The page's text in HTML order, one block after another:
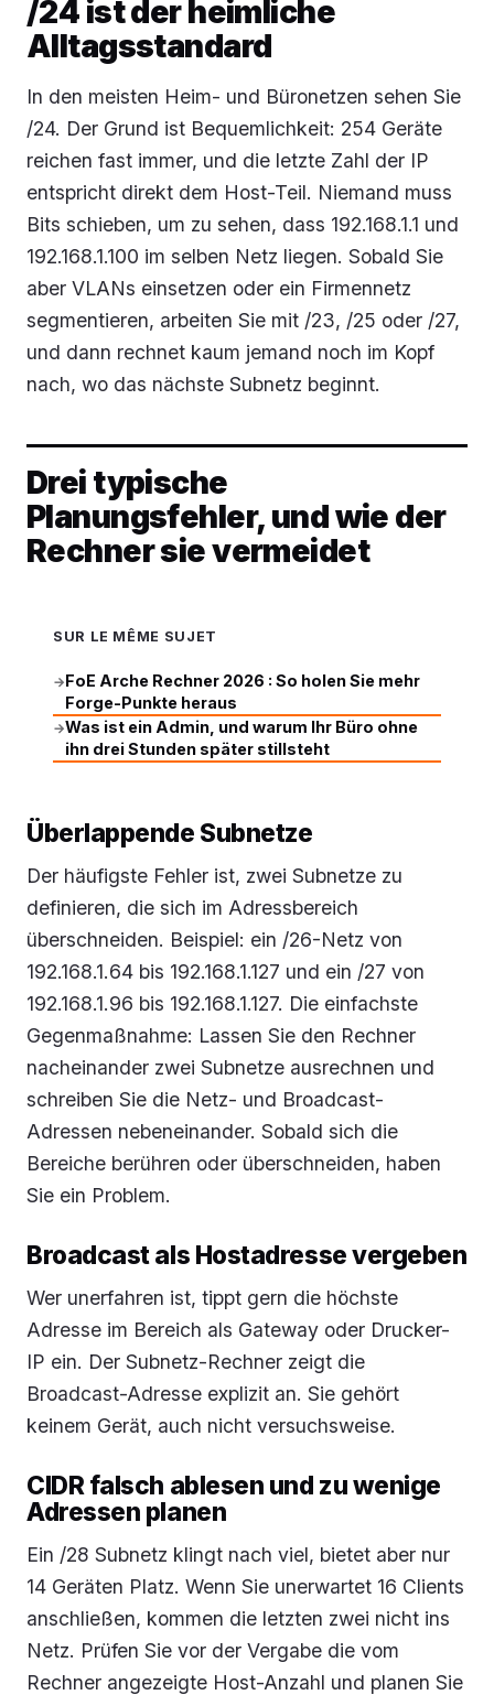
/24 ist der heimliche
Alltagsstandard
In den meisten Heim- und Büronetzen sehen Sie
/24. Der Grund ist Bequemlichkeit: 254 Geräte
reichen fast immer, und die letzte Zahl der IP
entspricht direkt dem Host-Teil. Niemand muss
Bits schieben, um zu sehen, dass 192.168.1.1 und
192.168.1.100 im selben Netz liegen. Sobald Sie
aber VLANs einsetzen oder ein Firmennetz
segmentieren, arbeiten Sie mit /23, /25 oder /27,
und dann rechnet kaum jemand noch im Kopf
nach, wo das nächste Subnetz beginnt.
Drei typische
Planungsfehler, und wie der
Rechner sie vermeidet
SUR LE MÊME SUJET
→FoE Arche Rechner 2026 : So holen Sie mehr
Forge-Punkte heraus
→Was ist ein Admin, und warum Ihr Büro ohne
ihn drei Stunden später stillsteht
Überlappende Subnetze
Der häufigste Fehler ist, zwei Subnetze zu
definieren, die sich im Adressbereich
überschneiden. Beispiel: ein /26-Netz von
192.168.1.64 bis 192.168.1.127 und ein /27 von
192.168.1.96 bis 192.168.1.127. Die einfachste
Gegenmaßnahme: Lassen Sie den Rechner
nacheinander zwei Subnetze ausrechnen und
schreiben Sie die Netz- und Broadcast-
Adressen nebeneinander. Sobald sich die
Bereiche berühren oder überschneiden, haben
Sie ein Problem.
Broadcast als Hostadresse vergeben
Wer unerfahren ist, tippt gern die höchste
Adresse im Bereich als Gateway oder Drucker-
IP ein. Der Subnetz-Rechner zeigt die
Broadcast-Adresse explizit an. Sie gehört
keinem Gerät, auch nicht versuchsweise.
CIDR falsch ablesen und zu wenige
Adressen planen
Ein /28 Subnetz klingt nach viel, bietet aber nur
14 Geräten Platz. Wenn Sie unerwartet 16 Clients
anschließen, kommen die letzten zwei nicht ins
Netz. Prüfen Sie vor der Vergabe die vom
Rechner angezeigte Host-Anzahl und planen Sie